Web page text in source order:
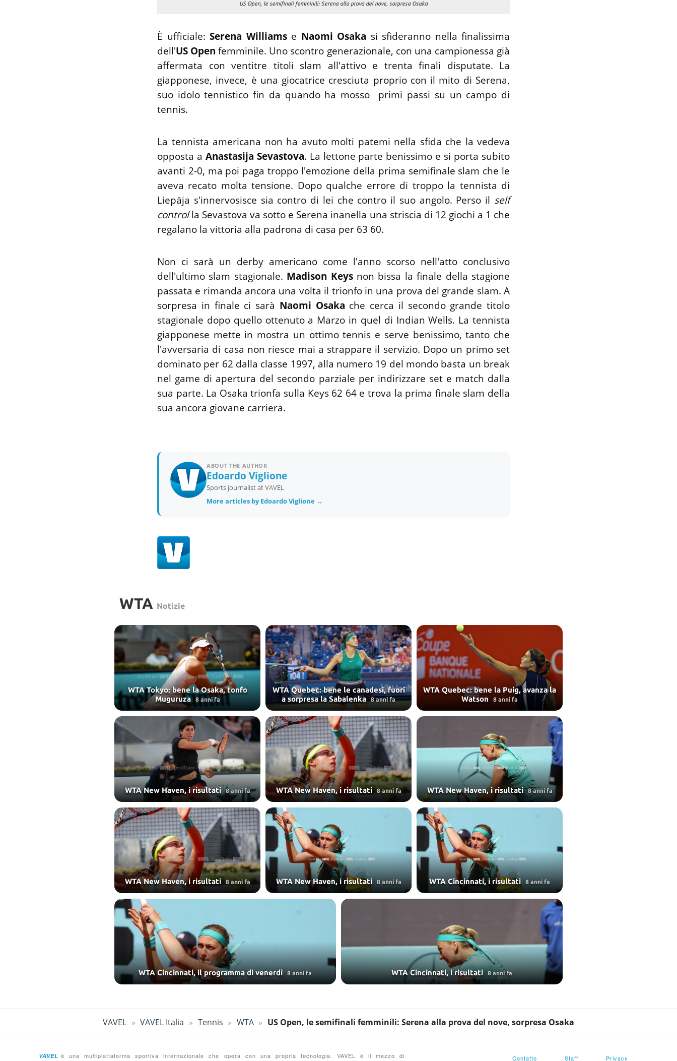
US Open, le semifinali femminili: Serena alla prova del nove, sorpresa Osaka
È ufficiale: Serena Williamse Naomi Osaka si sfideranno nella finalissima
dell'US Open femminile. Uno scontro generazionale, con una campionessa già
affermata con ventitre titoli slam all'attivo e trenta finali disputate. La
giapponese, invece, è una giocatrice cresciuta proprio con il mito di Serena,
suo idolo tennistico fin da quando ha mosso primi passi su un campo di
tennis.
La tennista americana non ha avuto molti patemi nella sfida che la vedeva
opposta a Anastasija Sevastova. La lettone parte benissimo e si porta subito
avanti 2-0, ma poi paga troppo l'emozione della prima semifinale slam che le
aveva recato molta tensione. Dopo qualche errore di troppo la tennista di
Liepāja s'innervosisce sia contro di lei che contro il suo angolo. Perso il self
controlla Sevastova va sotto e Serena inanella una striscia di 12 giochi a 1 che
regalano la vittoria alla padrona di casa per 63 60.
Non ci sarà un derby americano come l'anno scorso nell'atto conclusivo
dell'ultimo slam stagionale. Madison Keysnon bissa la finale della stagione
passata e rimanda ancora una volta il trionfo in una prova del grande slam. A
sorpresa in finale ci sarà Naomi Osaka che cerca il secondo grande titolo
stagionale dopo quello ottenuto a Marzo in quel di Indian Wells. La tennista
giapponese mette in mostra un ottimo tennis e serve benissimo, tanto che
l'avversaria di casa non riesce mai a strappare il servizio. Dopo un primo set
dominato per 62 dalla classe 1997, alla numero 19 del mondo basta un break
nel game di apertura del secondo parziale per indirizzare set e match dalla
sua parte. La Osaka trionfa sulla Keys 62 64 e trova la prima finale slam della
sua ancora giovane carriera.
ABOUT THE AUTHOR
Edoardo Viglione
Sports journalist at VAVEL
More articles by Edoardo Viglione →
WTA Notizie
WTA Tokyo: bene la Osaka, tonfo
Muguruza 8 anni fa
WTA Quebec: bene le canadesi, fuori
a sorpresa la Sabalenka
8 anni fa
WTA Quebec: bene la Puig, avanza la
Watson
8 anni fa
WTA New Haven, i risultati 8 anni fa WTA New Haven, i risultati 8 anni fa WTA New Haven, i risultati 8 anni fa
WTA New Haven, i risultati 8 anni fa WTA New Haven, i risultati 8 anni fa WTA Cincinnati, i risultati 8 anni fa
WTA Cincinnati, il programma di venerdì 8 anni fa WTA Cincinnati, i risultati 8 anni fa
VAVEL VAVEL Italia Tennis WTA US Open, le semifinali femminili: Serena alla prova del nove, sorpresa Osaka
VAVEL è una multipiattaforma sportiva internazionale che opera con una propria tecnologia. VAVEL è il mezzo di
Contatto Staff Privacy